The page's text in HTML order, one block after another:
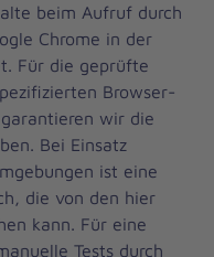
beim Aufruf durch
Chrome in der
Für die geprüfte
Browser-
wir die
Bei Einsatz
ist eine
die von den hier
kann. Für eine
Tests durch